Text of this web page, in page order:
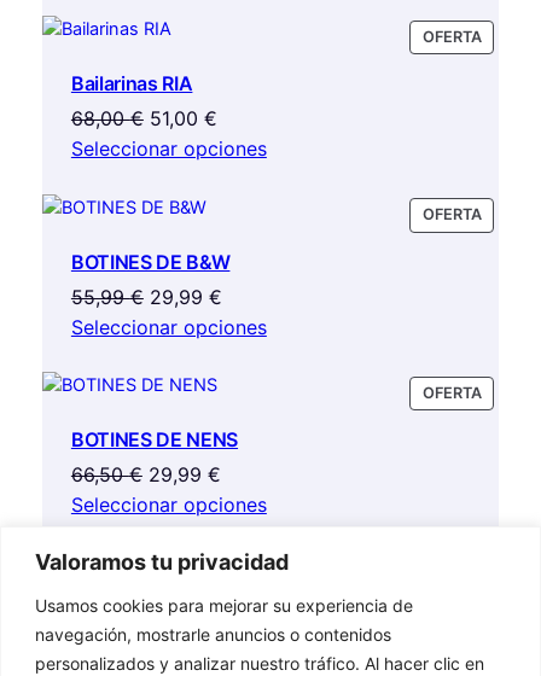
Valoramos tu privacidad
Usamos cookies para mejorar su experiencia de
navegación, mostrarle anuncios o contenidos
personalizados y analizar nuestro tráfico. Al hacer clic en
era:
OFERTA
EN
Bailarinas RIA
68,00€ El
precio
era:
51,00 €El
precio
Seleccionar opciones
OFERTA
EN
BOTINES DE B&W
55,99€ El
precio
era:
29,99 €El
precio
Seleccionar opciones
OFERTA
EN
BOTINES DE NENS
66,50€ El
precio
original
era:
29,99 €El
precio
actual
es:
29,99 €.
Seleccionar opciones
Cangrejeras de Froddo
46,99€